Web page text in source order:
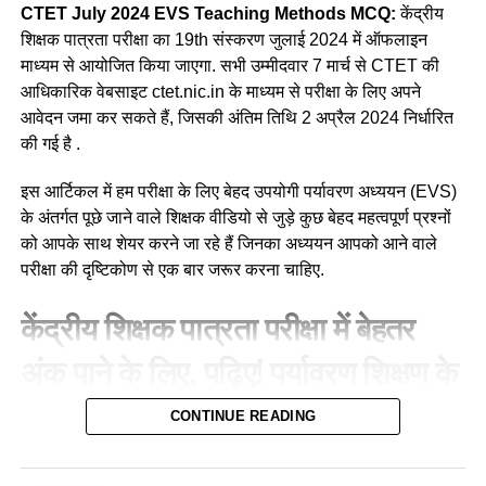
(c) इतिहास
(d) राजनीतिक विज्ञान
Ans a
Q.3 निम्नलिखित में से कौन-सी सामाजिक विज्ञान शिक्षण विधि, विद्यार्थियों
की प्रस्ताव करने की, तार्किक बहस करने की, जवाबी तर्क देने की और
तथ्यों या विचारों को प्रस्तुत करने की क्षमता को विकसित करती है?
(a) Debate/वाद-विवाद
(d) Project work/परियोजना कार्य
CTET July 2024 EVS Teaching Methods MCQ:केंद्रीय
शिक्षक पात्रता परीक्षा का 19th संस्करण जुलाई 2024 में ऑफलाइन
माध्यम से आयोजित किया जाएगा. सभी उम्मीदवार 7 मार्च से CTET की
आधिकारिक वेबसाइट ctet.nic.in के माध्यम से परीक्षा के लिए अपने
आवेदन जमा कर सकते हैं, जिसकी अंतिम तिथि 2 अप्रैल 2024 निर्धारित
की गई है .
इस आर्टिकल में हम परीक्षा के लिए बेहद उपयोगी पर्यावरण अध्ययन (EVS)
के अंतर्गत पूछे जाने वाले शिक्षक वीडियो से जुड़े कुछ बेहद महत्वपूर्ण प्रश्नों
को आपके साथ शेयर करने जा रहे हैं जिनका अध्ययन आपको आने वाले
परीक्षा की दृष्टिकोण से एक बार जरूर करना चाहिए.
केंद्रीय शिक्षक पात्रता परीक्षा में बेहतर
यह सवाल—EVS Teaching Methods
MCQ For CTET July 2024
CONTINUE READING